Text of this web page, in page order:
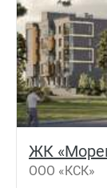
ЖК
ООО «КСК»